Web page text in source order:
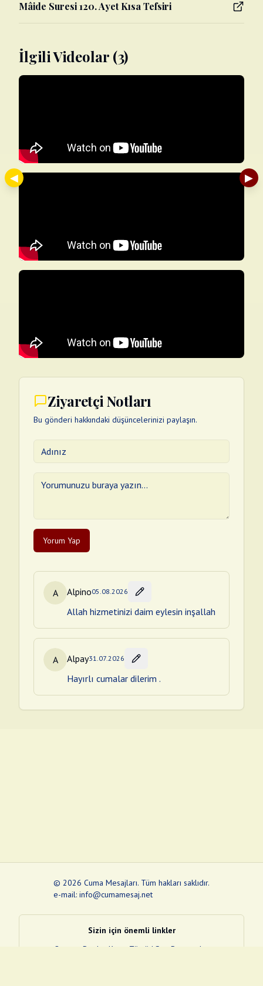
Mâide Suresi 120. Ayet Kısa Tefsiri
İlgili Videolar (3)
Ziyaretçi Notları
Bu gönderi hakkındaki düşüncelerinizi paylaşın.
Yorum Yap
A Alpino05.08.2026
Allah hizmetinizi daim eylesin inşallah
A Alpay31.07.2026
Hayırlı cumalar dilerim .
◀ ▶
© 2026 Cuma Mesajları. Tüm hakları saklıdır.
e-mail: info@cumamesaj.net
Sizin için önemli linkler
Quran
e-Devlet Kapısı Tüvtürk Son Depremler